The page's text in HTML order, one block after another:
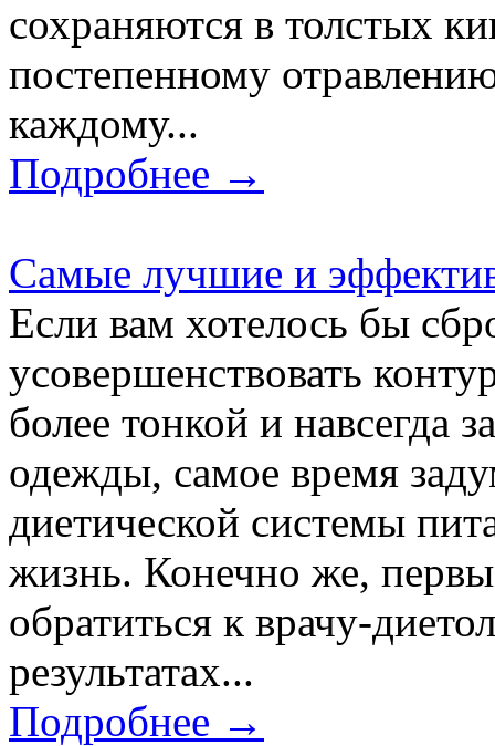
сохраняются в толстых
постепенному
каждому...
Подробнее →
Самые лучшие и
Если вам хотелось бы
усовершенствовать
более тонкой и навсегда
одежды, самое время
диетической системы
жизнь. Конечно же,
обратиться к врачу-
результатах...
Подробнее →